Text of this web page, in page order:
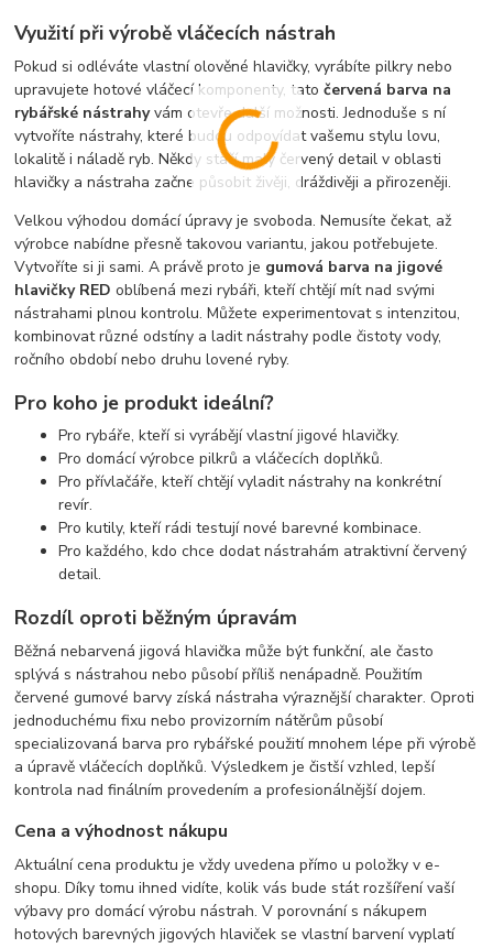
Využití při výrobě vláčecích nástrah
Pokud si odléváte vlastní olověné hlavičky, vyrábíte pilkry nebo
upravujete hotové vláčecí komponenty, tatočervená barva na
rybářské nástrahyvám otevře další možnosti. Jednoduše s ní
vytvoříte nástrahy, které budou odpovídat vašemu stylu lovu,
lokalitě i náladě ryb. Někdy stačí malý červený detail v oblasti
hlavičky a nástraha začne působit živěji, dráždivěji a přirozeněji.
Velkou výhodou domácí úpravy je svoboda. Nemusíte čekat, až
výrobce nabídne přesně takovou variantu, jakou potřebujete.
Vytvoříte si ji sami. A právě proto je gumová barva na jigové
hlavičky RED oblíbená mezi rybáři, kteří chtějí mít nad svými
nástrahami plnou kontrolu. Můžete experimentovat s intenzitou,
kombinovat různé odstíny a ladit nástrahy podle čistoty vody,
ročního období nebo druhu lovené ryby.
Pro koho je produkt ideální?
Pro rybáře, kteří si vyrábějí vlastní jigové hlavičky.
Pro domácí výrobce pilkrů a vláčecích doplňků.
Pro přívlačáře, kteří chtějí vyladit nástrahy na konkrétní
revír.
Pro kutily, kteří rádi testují nové barevné kombinace.
Pro každého, kdo chce dodat nástrahám atraktivní červený
detail.
Rozdíl oproti běžným úpravám
Běžná nebarvená jigová hlavička může být funkční, ale často
splývá s nástrahou nebo působí příliš nenápadně. Použitím
červené gumové barvy získá nástraha výraznější charakter. Oproti
jednoduchému fixu nebo provizorním nátěrům působí
specializovaná barva pro rybářské použití mnohem lépe při výrobě
a úpravě vláčecích doplňků. Výsledkem je čistší vzhled, lepší
kontrola nad finálním provedením a profesionálnější dojem.
Cena a výhodnost nákupu
Aktuální cena produktu je vždy uvedena přímo u položky v e-
shopu. Díky tomu ihned vidíte, kolik vás bude stát rozšíření vaší
výbavy pro domácí výrobu nástrah. V porovnání s nákupem
hotových barevných jigových hlaviček se vlastní barvení vyplatí